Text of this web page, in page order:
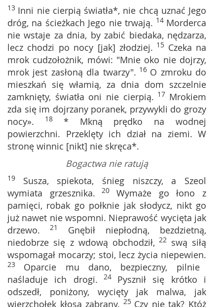
13 Inni nie cierpią światła*, nie chcą uznać Jego
dróg, na ścieżkach Jego nie trwają. 14 Morderca
nie wstaje za dnia, by zabić biedaka, nędzarza,
lecz chodzi po nocy [jak] złodziej. 15 Czeka na
mrok cudzołożnik, mówi: "Mnie oko nie dojrzy,
mrok jest zasłoną dla twarzy". 16 O zmroku do
mieszkań się włamią, za dnia dom szczelnie
zamknięty, światła oni nie cierpią. 17 Mrokiem
zda się im dojrzany poranek, przywykli do grozy
nocy». 18 * Mkną prędko na wodnej
powierzchni. Przeklęty ich dział na ziemi. W
stronę winnic [nikt] nie skręca*.
Bogactwa nie ratują
19 Susza, spiekota, śnieg niszczy, a Szeol
wymiata grzesznika. 20Wymaże go łono z
pamięci, robak go połknie jak słodycz, nikt go
już nawet nie wspomni. Nieprawość wycięta jak
drzewo. 21 Gnębił niepłodną, bezdzietną,
niedobrze się z wdową obchodził, 22 swą siłą
wspomagał mocarzy; stoi, lecz życia niepewien.
23 Oparcie mu dano, bezpieczny, pilnie
naśladuje ich drogi. 24 Pysznił się krótko i
odszedł, poniżony, wycięty jak malwa, jak
wierzchołek kłosa zabrany. 25 Czy nie tak? Któż